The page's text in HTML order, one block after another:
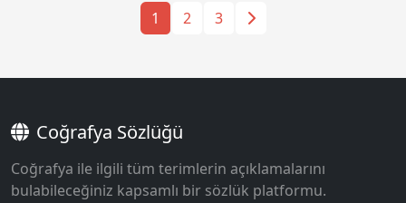
1 2 3
Coğrafya Sözlüğü
Coğrafya ile ilgili tüm terimlerin açıklamalarını
bulabileceğiniz kapsamlı bir sözlük platformu.